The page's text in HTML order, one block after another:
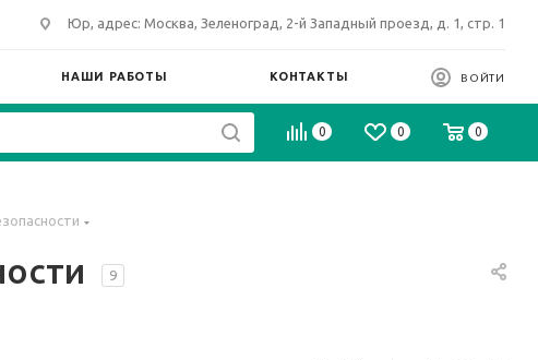
Юр, адрес: Москва, Зеленоград, 2-й Западный проезд, д. 1, стр. 1
НАШИ РАБОТЫ КОНТАКТЫ ВОЙТИ
0 0 0
9